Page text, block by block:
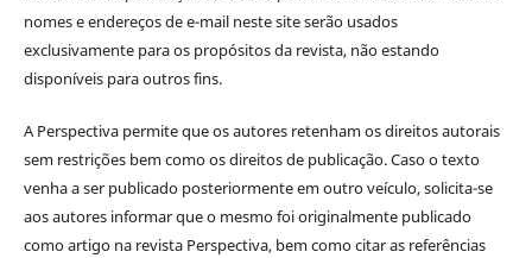
nomes e endereços de e-mail neste site serão usados
exclusivamente para os propósitos da revista, não estando
disponíveis para outros fins.
A Perspectiva permite que os autores retenham os direitos autorais
sem restrições bem como os direitos de publicação. Caso o texto
venha a ser publicado posteriormente em outro veículo, solicita-se
aos autores informar que o mesmo foi originalmente publicado
como artigo na revista Perspectiva, bem como citar as referências